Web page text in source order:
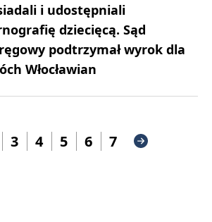
i udostępniali
dziecięcą. Sąd
podtrzymał wyrok dla
Włocławian
3 4 5 6 7